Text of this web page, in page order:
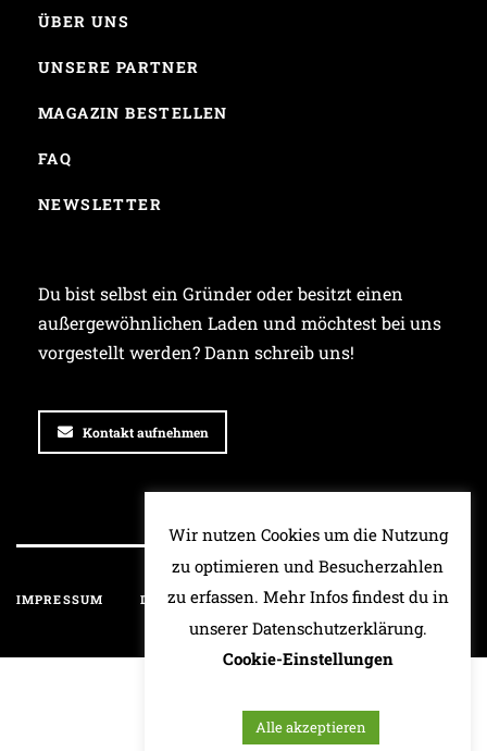
ÜBER UNS
UNSERE PARTNER
MAGAZIN BESTELLEN
FAQ
NEWSLETTER
Du bist selbst ein Gründer oder besitzt einen
außergewöhnlichen Laden und möchtest bei uns
vorgestellt werden? Dann schreib uns!
Kontakt aufnehmen
IMPRESSUM DATENSCHUTZ HAFTUNGSAUSSCHLUSS
Wir nutzen Cookies um die Nutzung
zu optimieren und Besucherzahlen
zu erfassen. Mehr Infos findest du in
unserer Datenschutzerklärung.
Cookie-Einstellungen
Alle akzeptieren